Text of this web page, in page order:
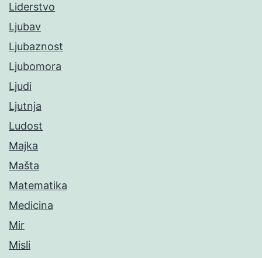
Liderstvo
Ljubav
Ljubaznost
Ljubomora
Ljudi
Ljutnja
Ludost
Majka
Mašta
Matematika
Medicina
Mir
Misli